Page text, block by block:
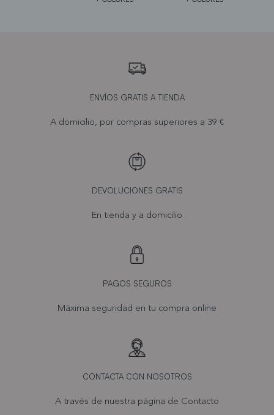
ENVÍOS GRATIS A TIENDA
A domicilio, por compras superiores a 39 €
DEVOLUCIONES GRATIS
En tienda y a domicilio
PAGOS SEGUROS
Máxima seguridad en tu compra online
CONTACTA CON NOSOTROS
A través de nuestra página de Contacto